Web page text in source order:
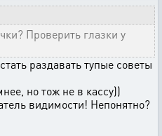
Проверить глазки у
раздавать тупые советы
но тож не в кассу))
видимости! Непонятно?